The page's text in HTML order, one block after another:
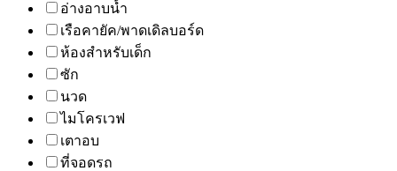
อ่างอาบน้ำ
เรือคายัค/พาดเดิลบอร์ด
ห้องสำหรับเด็ก
ซัก
นวด
ไมโครเวฟ
เตาอบ
ที่จอดรถ